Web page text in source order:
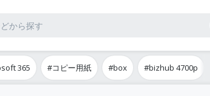
365 #コピー用紙 #box #bizhub 4700p